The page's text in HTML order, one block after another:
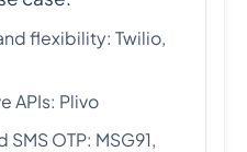
flexibility: Twilio,
APIs: Plivo
OTP: MSG91,